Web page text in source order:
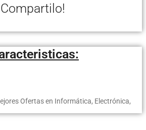
Compartilo!
Ofertas en Informática, Electrónica,